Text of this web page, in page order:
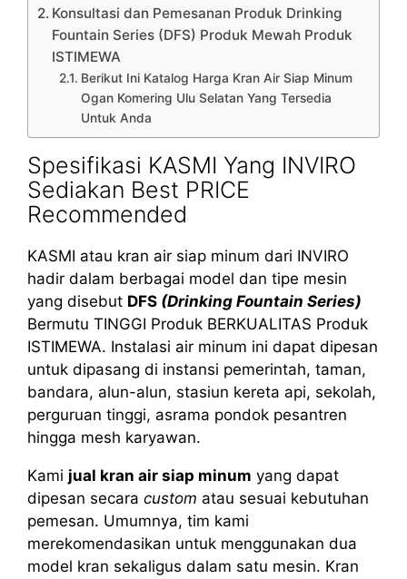
Konsultasi dan Pemesanan Produk Drinking
Fountain Series (DFS) Produk Mewah Produk
ISTIMEWA
Berikut Ini Katalog Harga Kran Air Siap Minum
Ogan Komering Ulu Selatan Yang Tersedia
Untuk Anda
Spesifikasi KASMI Yang INVIRO
Sediakan Best PRICE
Recommended
KASMI atau kran air siap minum dari INVIRO
hadir dalam berbagai model dan tipe mesin
yang disebut DFS (Drinking Fountain Series)
Bermutu TINGGI Produk BERKUALITAS Produk
ISTIMEWA. Instalasi air minum ini dapat dipesan
untuk dipasang di instansi pemerintah, taman,
bandara, alun-alun, stasiun kereta api, sekolah,
perguruan tinggi, asrama pondok pesantren
hingga mesh karyawan.
Kami jual kran air siap minum yang dapat
dipesan secara custom atau sesuai kebutuhan
pemesan. Umumnya, tim kami
merekomendasikan untuk menggunakan dua
model kran sekaligus dalam satu mesin. Kran